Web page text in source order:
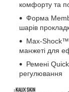
комфорту та
Форма
шарів
Max-Shock™
манжеті для
Ремені
регулювання